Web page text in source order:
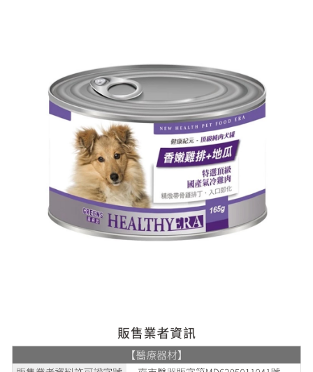
恩沛科技股份有限公司將有權停止該用戶之使用額度並採取法律行動。